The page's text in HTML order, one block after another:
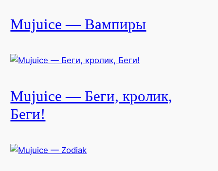
Mujuice — Вампиры
Mujuice — Беги, кролик,
Беги!